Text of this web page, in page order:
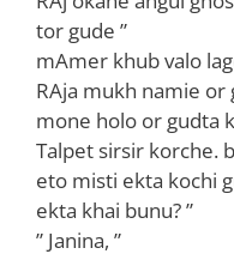
tor gude ”
mAmer khub valo
RAja mukh namie
mone holo or gudta
Talpet sirsir korche.
eto misti ekta kochi
ekta khai bunu? ”
” Janina, ”